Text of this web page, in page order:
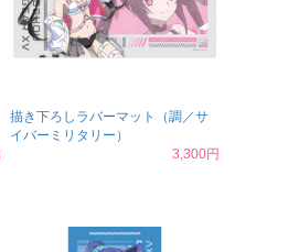
描き下ろしラバーマット（調／サ
イバーミリタリー）
3,300円